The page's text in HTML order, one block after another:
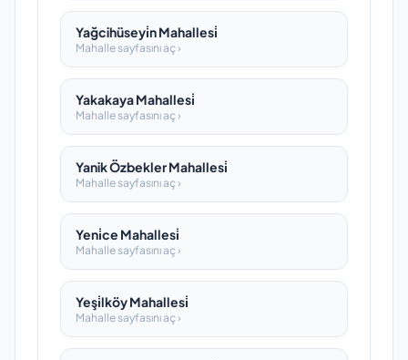
Yağcihüseyi̇n Mahallesi̇
Mahalle sayfasını aç ›
Yakakaya Mahallesi̇
Mahalle sayfasını aç ›
Yanik Özbekler Mahallesi̇
Mahalle sayfasını aç ›
Yeni̇ce Mahallesi̇
Mahalle sayfasını aç ›
Yeşi̇lköy Mahallesi̇
Mahalle sayfasını aç ›